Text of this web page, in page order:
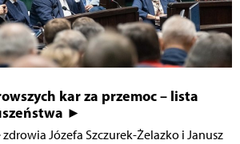
kar za przemoc – lista
►
Józefa Szczurek-Żelazko i Janusz